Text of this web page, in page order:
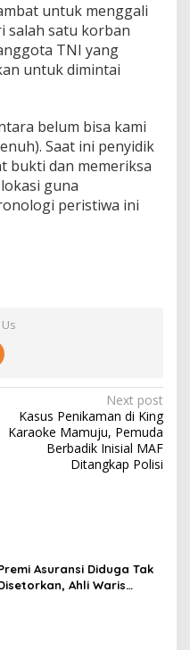
untuk menggali
salah satu korban
TNI yang
untuk dimintai
belum bisa kami
Saat ini penyidik
bukti dan memeriksa
guna
peristiwa ini
Next post
Kasus Penikaman di King
Karaoke Mamuju, Pemuda
Berbadik Inisial MAF
Ditangkap Polisi
Asuransi Diduga Tak
Ahli Waris